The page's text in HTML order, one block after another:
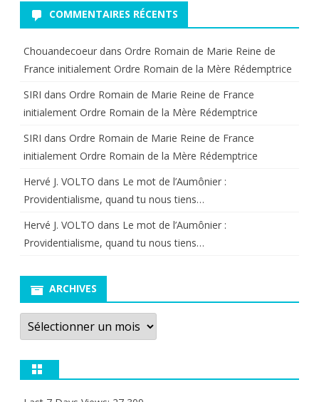
COMMENTAIRES RÉCENTS
Chouandecoeur dans Ordre Romain de Marie Reine de
France initialement Ordre Romain de la Mère Rédemptrice
SIRI dans Ordre Romain de Marie Reine de France
initialement Ordre Romain de la Mère Rédemptrice
SIRI dans Ordre Romain de Marie Reine de France
initialement Ordre Romain de la Mère Rédemptrice
Hervé J. VOLTO dans Le mot de l’Aumônier :
Providentialisme, quand tu nous tiens…
Hervé J. VOLTO dans Le mot de l’Aumônier :
Providentialisme, quand tu nous tiens…
ARCHIVES
Archives